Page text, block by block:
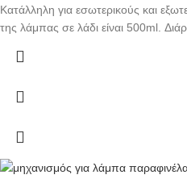
Κατάλληλη για εσωτερικούς και
της λάμπας σε λάδι είναι 500ml.